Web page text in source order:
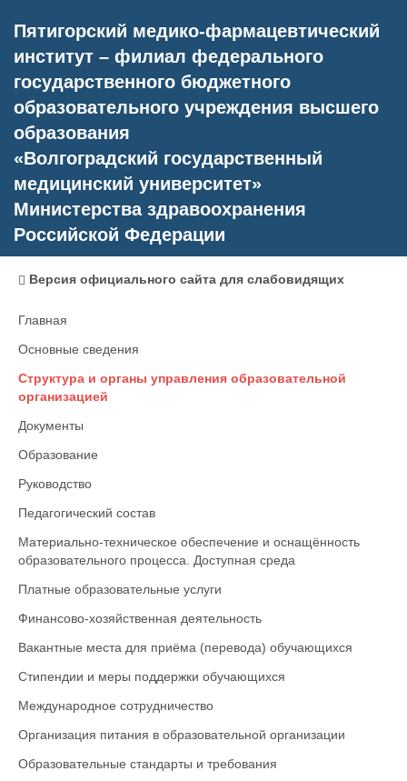
Пятигорский медико-фармацевтический
институт – филиал федерального
государственного бюджетного
образовательного учреждения высшего
образования
«Волгоградский государственный
медицинский университет»
Министерства здравоохранения
Российской Федерации
Версия официального сайта для слабовидящих
Главная
Основные сведения
Структура и органы управления образовательной
организацией
Документы
Образование
Руководство
Педагогический состав
Материально-техническое обеспечение и оснащённость
образовательного процесса. Доступная среда
Платные образовательные услуги
Финансово-хозяйственная деятельность
Вакантные места для приёма (перевода) обучающихся
Стипендии и меры поддержки обучающихся
Международное сотрудничество
Организация питания в образовательной организации
Образовательные стандарты и требования